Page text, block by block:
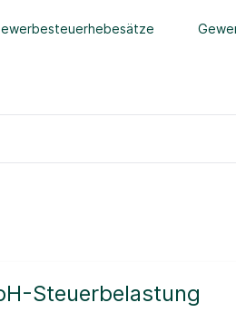
Steuerbelastung